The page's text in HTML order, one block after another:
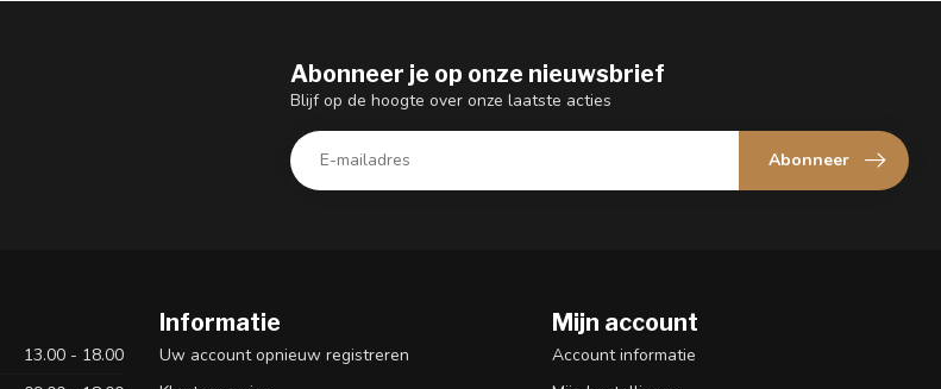
Abonneer je op onze nieuwsbrief
Blijf op de hoogte over onze laatste acties
Abonneer
13.00 - 18.00
Informatie
Uw account opnieuw registreren
Mijn account
Account informatie